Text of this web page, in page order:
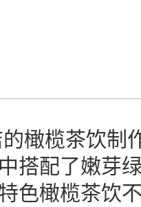
的橄榄茶饮
搭配了嫩芽
色橄榄茶饮